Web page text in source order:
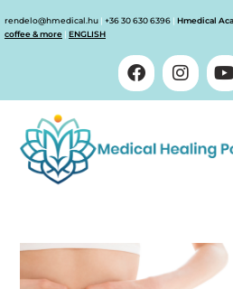
rendelo@hmedical.hu | +36 30 630 6396 | Hmedical
coffee & more | ENGLISH